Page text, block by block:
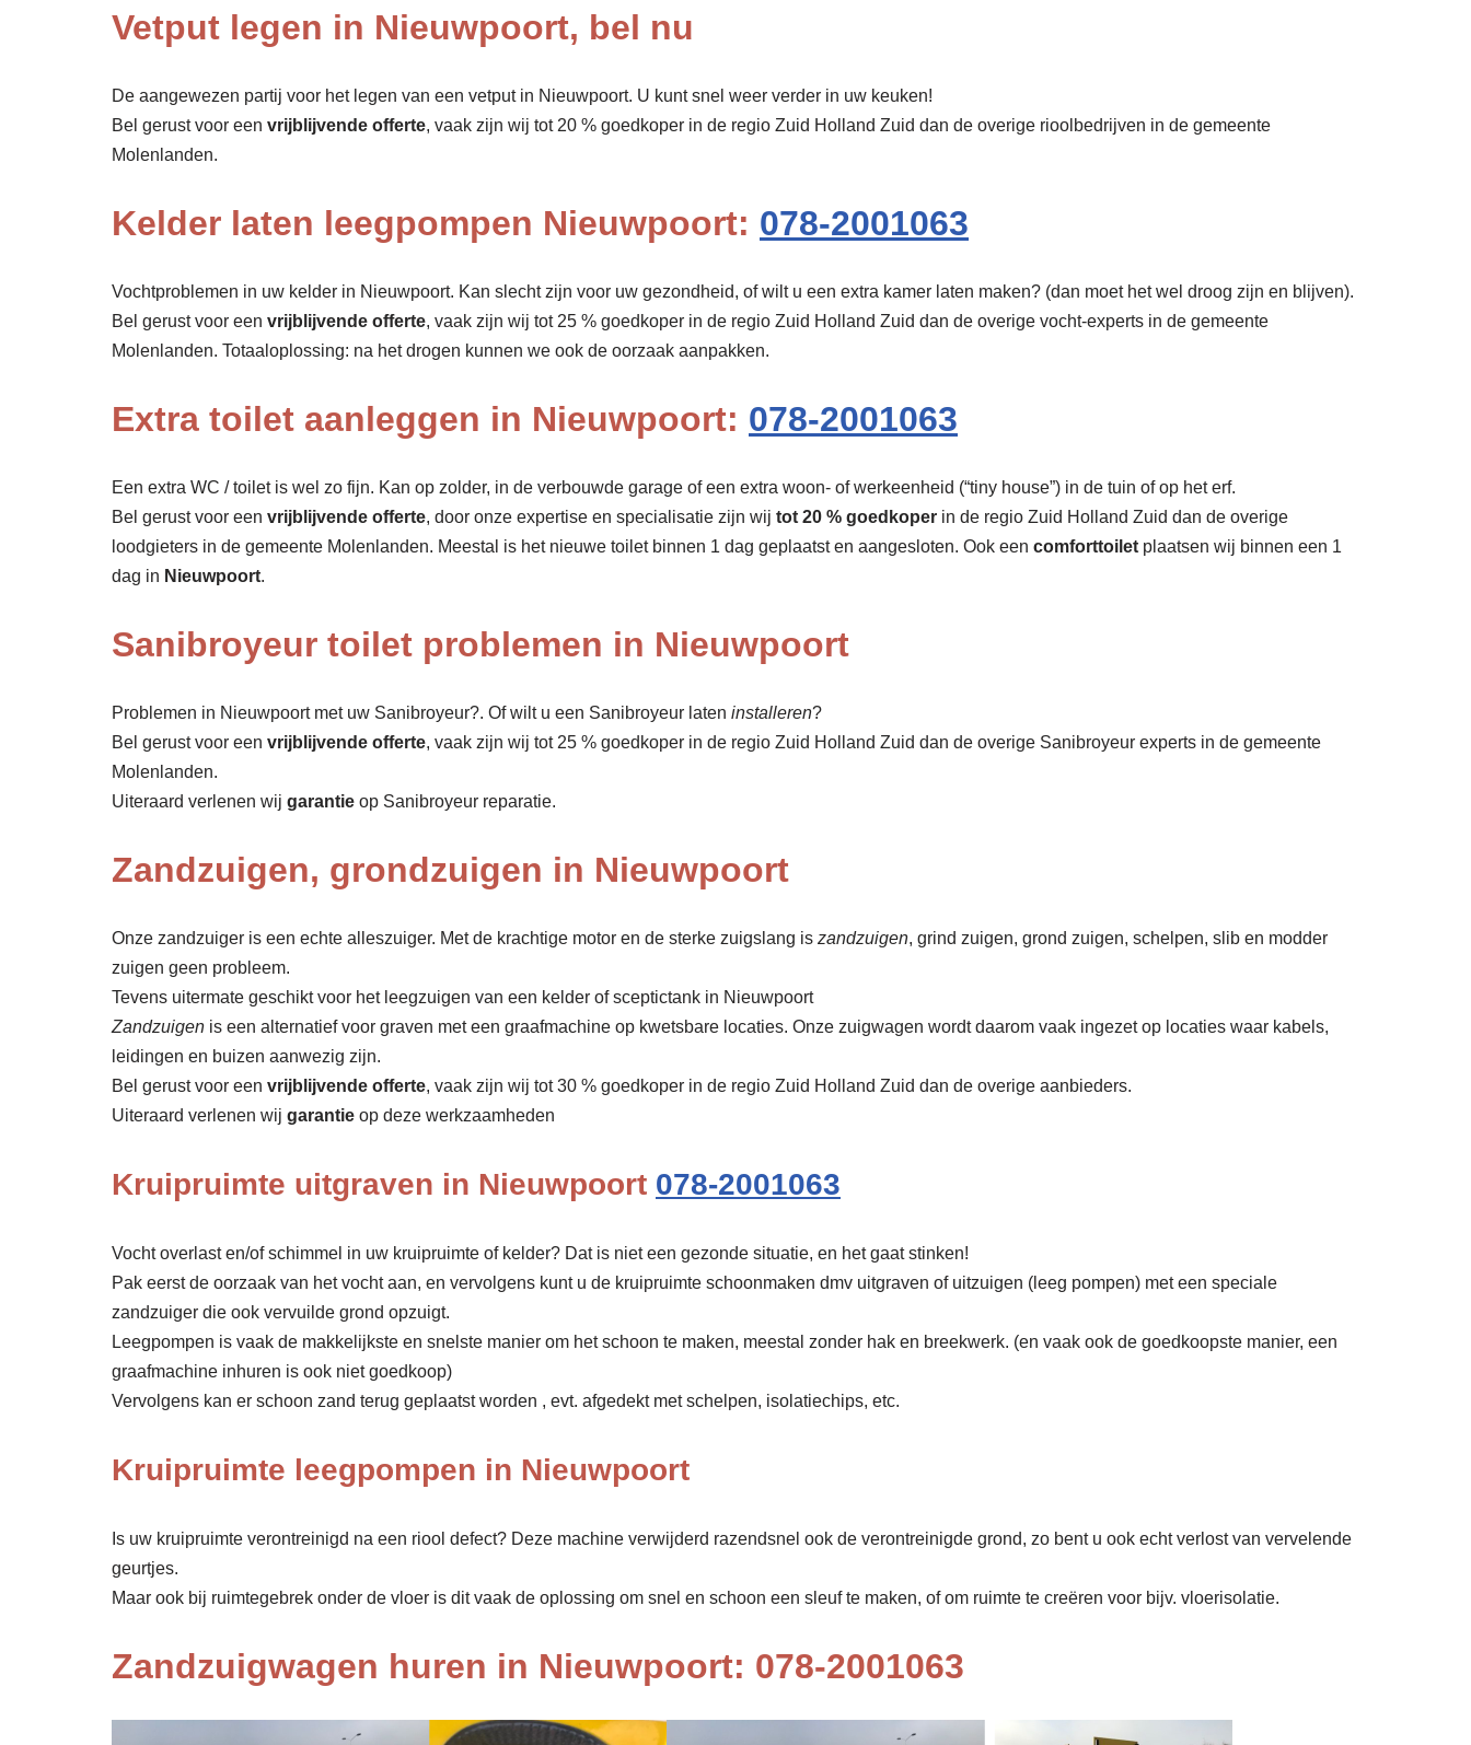
Vetput legen in Nieuwpoort, bel nu
De aangewezen partij voor het legen van een vetput in Nieuwpoort. U kunt snel weer verder in uw keuken!
Bel gerust voor een vrijblijvende offerte, vaak zijn wij tot 20 % goedkoper in de regio Zuid Holland Zuid dan de overige rioolbedrijven in de gemeente
Molenlanden.
Kelder laten leegpompen Nieuwpoort: 078-2001063
Vochtproblemen in uw kelder in Nieuwpoort. Kan slecht zijn voor uw gezondheid, of wilt u een extra kamer laten maken? (dan moet het wel droog zijn en blijven).
Bel gerust voor een vrijblijvende offerte, vaak zijn wij tot 25 % goedkoper in de regio Zuid Holland Zuid dan de overige vocht-experts in de gemeente
Molenlanden. Totaaloplossing: na het drogen kunnen we ook de oorzaak aanpakken.
Extra toilet aanleggen in Nieuwpoort: 078-2001063
Een extra WC / toilet is wel zo fijn. Kan op zolder, in de verbouwde garage of een extra woon- of werkeenheid (“tiny house”) in de tuin of op het erf.
Bel gerust voor een vrijblijvende offerte, door onze expertise en specialisatie zijn wij tot 20 % goedkoper in de regio Zuid Holland Zuid dan de overige
loodgieters in de gemeente Molenlanden. Meestal is het nieuwe toilet binnen 1 dag geplaatst en aangesloten. Ook een comforttoilet plaatsen wij binnen een 1
dag in Nieuwpoort.
Sanibroyeur toilet problemen in Nieuwpoort
Problemen in Nieuwpoort met uw Sanibroyeur?. Of wilt u een Sanibroyeur laten installeren?
Bel gerust voor een vrijblijvende offerte, vaak zijn wij tot 25 % goedkoper in de regio Zuid Holland Zuid dan de overige Sanibroyeur experts in de gemeente
Molenlanden.
Uiteraard verlenen wij garantie op Sanibroyeur reparatie.
Zandzuigen, grondzuigen in Nieuwpoort
Onze zandzuiger is een echte alleszuiger. Met de krachtige motor en de sterke zuigslang is zandzuigen, grind zuigen, grond zuigen, schelpen, slib en modder
zuigen geen probleem.
Tevens uitermate geschikt voor het leegzuigen van een kelder of sceptictank in Nieuwpoort
Zandzuigen is een alternatief voor graven met een graafmachine op kwetsbare locaties. Onze zuigwagen wordt daarom vaak ingezet op locaties waar kabels,
leidingen en buizen aanwezig zijn.
Bel gerust voor een vrijblijvende offerte, vaak zijn wij tot 30 % goedkoper in de regio Zuid Holland Zuid dan de overige aanbieders.
Uiteraard verlenen wij garantie op deze werkzaamheden
Kruipruimte uitgraven in Nieuwpoort 078-2001063
Vocht overlast en/of schimmel in uw kruipruimte of kelder? Dat is niet een gezonde situatie, en het gaat stinken!
Pak eerst de oorzaak van het vocht aan, en vervolgens kunt u de kruipruimte schoonmaken dmv uitgraven of uitzuigen (leeg pompen) met een speciale
zandzuiger die ook vervuilde grond opzuigt.
Leegpompen is vaak de makkelijkste en snelste manier om het schoon te maken, meestal zonder hak en breekwerk. (en vaak ook de goedkoopste manier, een
graafmachine inhuren is ook niet goedkoop)
Vervolgens kan er schoon zand terug geplaatst worden , evt. afgedekt met schelpen, isolatiechips, etc.
Kruipruimte leegpompen in Nieuwpoort
Is uw kruipruimte verontreinigd na een riool defect? Deze machine verwijderd razendsnel ook de verontreinigde grond, zo bent u ook echt verlost van vervelende
geurtjes.
Maar ook bij ruimtegebrek onder de vloer is dit vaak de oplossing om snel en schoon een sleuf te maken, of om ruimte te creëren voor bijv. vloerisolatie.
Zandzuigwagen huren in Nieuwpoort: 078-2001063